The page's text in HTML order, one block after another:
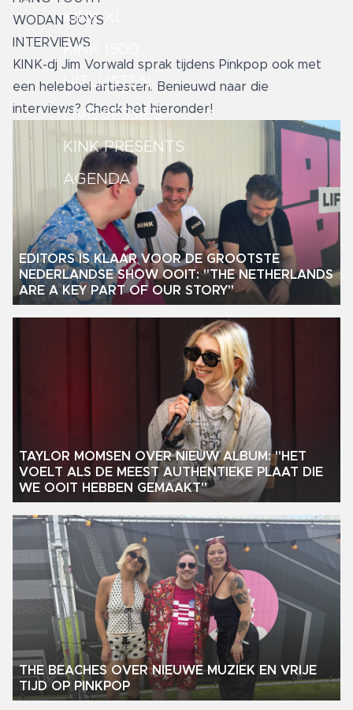
KINK XL
KINK 1500
HITLIJSTEN
LIVE SESSIES
KINK PRESENTS
AGENDA
WODAN BOYS
INTERVIEWS
KINK-dj Jim Vorwald sprak tijdens Pinkpop ook met
een heleboel artiesten. Benieuwd naar die
interviews? Check het hieronder!
EDITORS IS KLAAR VOOR DE GROOTSTE
NEDERLANDSE SHOW OOIT: "THE NETHERLANDS
ARE A KEY PART OF OUR STORY"
TAYLOR MOMSEN OVER NIEUW ALBUM: "HET
VOELT ALS DE MEEST AUTHENTIEKE PLAAT DIE
WE OOIT HEBBEN GEMAAKT"
THE BEACHES OVER NIEUWE MUZIEK EN VRIJE
TIJD OP PINKPOP